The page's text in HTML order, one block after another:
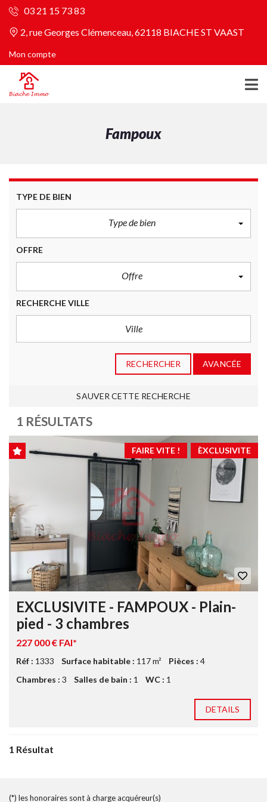
03 21 15 73 83
2, rue Georges Clémenceau, 62118 BIACHE ST VAAST
Mon compte
Fampoux
TYPE DE BIEN
Type de bien
OFFRE
Offre
RECHERCHE VILLE
RECHERCHER AVANCÉE
SAUVER CETTE RECHERCHE
1 RÉSULTATS
ÈXCLUSIVITE
FAIRE VITE !
EXCLUSIVITE - FAMPOUX - Plain-
pied - 3 chambres
227 000 € FAI*
Réf : 1333 Surface habitable : 117 m² Pièces : 4
Chambres : 3 Salles de bain : 1 WC : 1
DETAILS
1 Résultat
(*) les honoraires sont à charge acquéreur(s)